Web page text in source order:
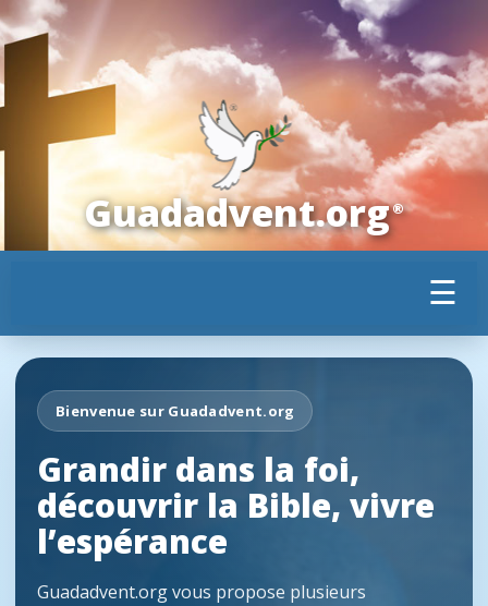
Guadadvent.org®
☰
Bienvenue sur Guadadvent.org
Grandir dans la foi,
découvrir la Bible, vivre
l’espérance
Guadadvent.org vous propose plusieurs